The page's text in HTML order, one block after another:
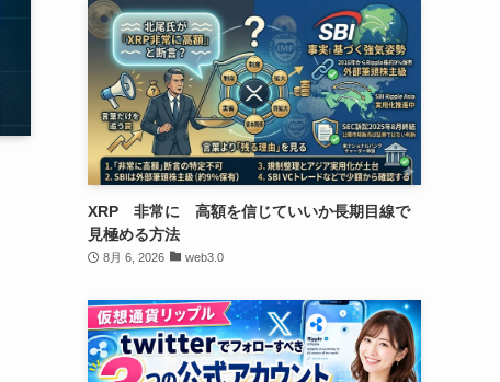
XRP 非常に 高額を信じていいか長期目線で
見極める方法
8月 6, 2026 web3.0